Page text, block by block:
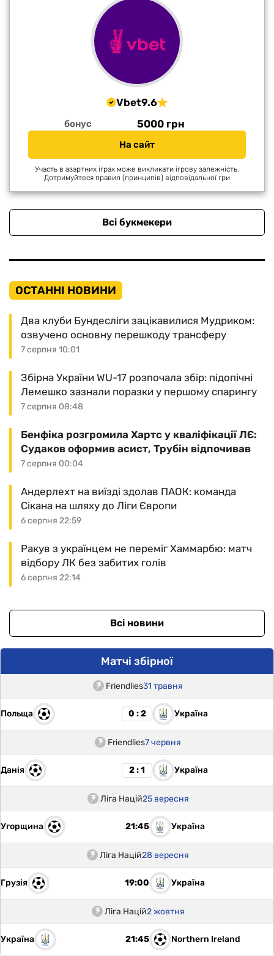
Vbet9.6
бонус 5000 грн
На сайт
Участь в азартних іграх може викликати ігрову залежність.
Дотримуйтеся правил (принципів) відповідальної гри
Всі букмекери
ОСТАННІ НОВИНИ
7 серпня 10:01
Два клуби Бундесліги зацікавилися Мудриком:
озвучено основну перешкоду трансферу
7 серпня 08:48
Збірна України WU-17 розпочала збір: підопічні
Лемешко зазнали поразки у першому спарингу
7 серпня 00:04
Бенфіка розгромила Хартс у кваліфікації ЛЄ:
Судаков оформив асист, Трубін відпочивав
6 серпня 22:59
Андерлехт на виїзді здолав ПАОК: команда
Сікана на шляху до Ліги Європи
6 серпня 22:14
Ракув з українцем не переміг Хаммарбю: матч
відбору ЛК без забитих голів
Всі новини
Матчі збірної
Friendlies31 травня
Польща 0 : 2 Україна
Friendlies7 червня
Данія 2 : 1 Україна
Ліга Націй25 вересня
Угорщина 21:45 Україна
Ліга Націй28 вересня
Грузія 19:00 Україна
Ліга Націй2 жовтня
Україна 21:45 Northern Ireland